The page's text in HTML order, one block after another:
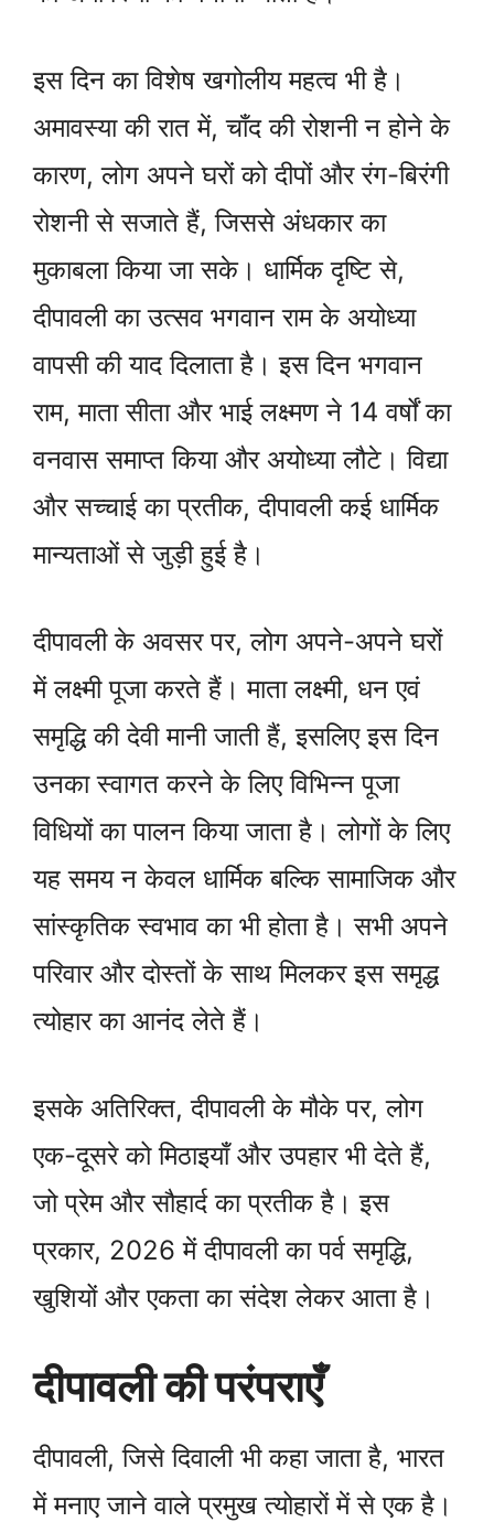
इस दिन का विशेष खगोलीय महत्व भी है।
अमावस्या की रात में, चाँद की रोशनी न होने के
कारण, लोग अपने घरों को दीपों और रंग-बिरंगी
रोशनी से सजाते हैं, जिससे अंधकार का
मुकाबला किया जा सके। धार्मिक दृष्टि से,
दीपावली का उत्सव भगवान राम के अयोध्या
वापसी की याद दिलाता है। इस दिन भगवान
राम, माता सीता और भाई लक्ष्मण ने 14 वर्षों का
वनवास समाप्त किया और अयोध्या लौटे। विद्या
और सच्चाई का प्रतीक, दीपावली कई धार्मिक
मान्यताओं से जुड़ी हुई है।
दीपावली के अवसर पर, लोग अपने-अपने घरों
में लक्ष्मी पूजा करते हैं। माता लक्ष्मी, धन एवं
समृद्धि की देवी मानी जाती हैं, इसलिए इस दिन
उनका स्वागत करने के लिए विभिन्न पूजा
विधियों का पालन किया जाता है। लोगों के लिए
यह समय न केवल धार्मिक बल्कि सामाजिक और
सांस्कृतिक स्वभाव का भी होता है। सभी अपने
परिवार और दोस्तों के साथ मिलकर इस समृद्ध
त्योहार का आनंद लेते हैं।
इसके अतिरिक्त, दीपावली के मौके पर, लोग
एक-दूसरे को मिठाइयाँ और उपहार भी देते हैं,
जो प्रेम और सौहार्द का प्रतीक है। इस
प्रकार, 2026 में दीपावली का पर्व समृद्धि,
खुशियों और एकता का संदेश लेकर आता है।
दीपावली की परंपराएँ
दीपावली, जिसे दिवाली भी कहा जाता है, भारत
में मनाए जाने वाले प्रमुख त्योहारों में से एक है।